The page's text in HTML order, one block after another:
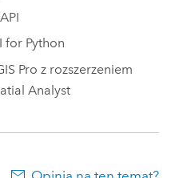
for Python
Pro z rozszerzeniem
Analyst